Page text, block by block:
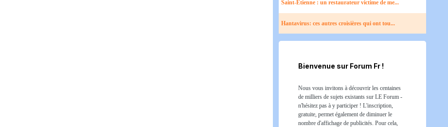
Saint-Étienne : un restaurateur victime de me...
Hantavirus: ces autres croisières qui ont tou...
Bienvenue sur Forum Fr !
Nous vous invitons à découvrir les centaines
de milliers de sujets existants sur LE Forum -
n'hésitez pas à y participer ! L'inscription,
gratuite, permet également de diminuer le
nombre d'affichage de publicités. Pour cela,